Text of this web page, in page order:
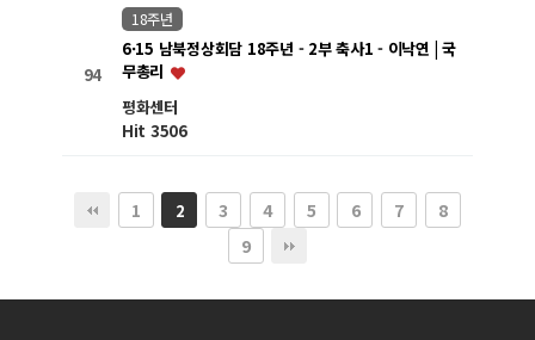
94
18주년
6·15 남북정상회담 18주년 - 2부 축사1 - 이낙연 | 국
무총리
평화센터
Hit 3506
1 2 3 4 5 6 7
8
9